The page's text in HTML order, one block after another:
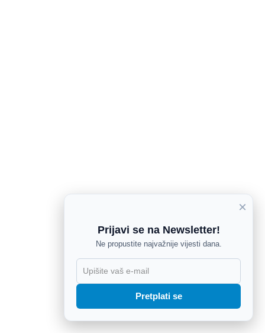
×
Prijavi se na Newsletter!
Ne propustite najvažnije vijesti dana.
Pretplati se